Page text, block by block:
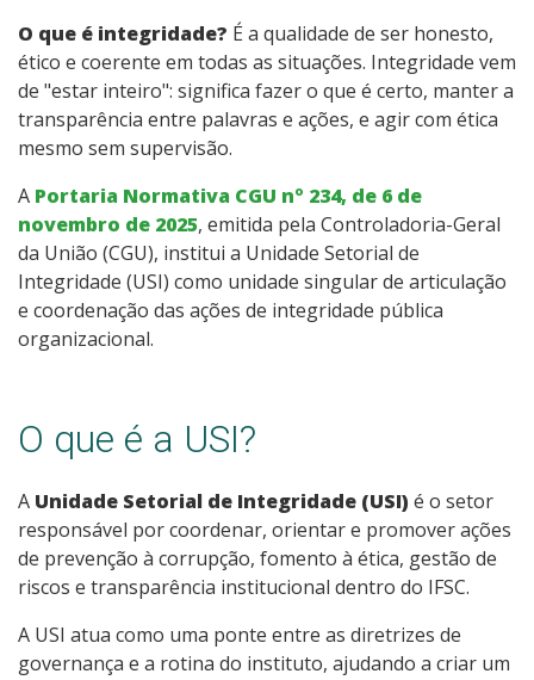
O que é integridade? É a qualidade de ser honesto,
ético e coerente em todas as situações. Integridade vem
de "estar inteiro": significa fazer o que é certo, manter a
transparência entre palavras e ações, e agir com ética
mesmo sem supervisão.
A Portaria Normativa CGU nº 234, de 6 de
novembro de 2025, emitida pela Controladoria-Geral
da União (CGU), institui a Unidade Setorial de
Integridade (USI) como unidade singular de articulação
e coordenação das ações de integridade pública
organizacional.
O que é a USI?
A Unidade Setorial de Integridade (USI) é o setor
responsável por coordenar, orientar e promover ações
de prevenção à corrupção, fomento à ética, gestão de
riscos e transparência institucional dentro do IFSC.
A USI atua como uma ponte entre as diretrizes de
governança e a rotina do instituto, ajudando a criar um